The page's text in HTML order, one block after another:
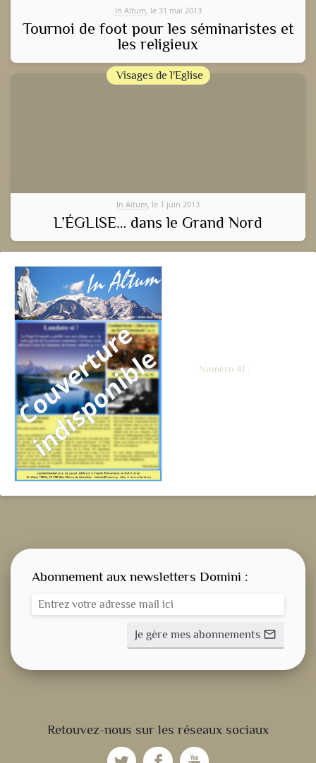
In Altum, le 31 mai 2013
Tournoi de foot pour les séminaristes et
les religieux
Visages de l'Eglise
In Altum, le 1 juin 2013
L’ÉGLISE… dans le Grand Nord
Numéro 41 :
Retouvez-nous sur les réseaux sociaux
Abonnement aux newsletters Domini :
Je gère mes abonnements mail_outline